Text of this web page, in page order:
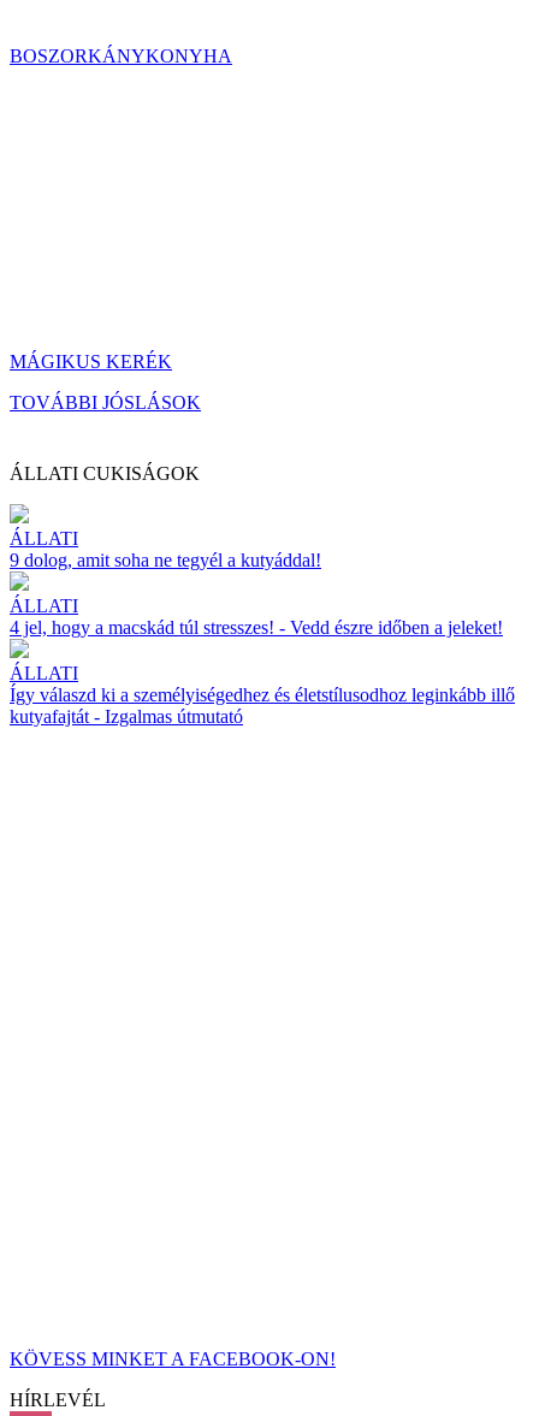
BOSZORKÁNYKONYHA
MÁGIKUS KERÉK
TOVÁBBI JÓSLÁSOK
ÁLLATI CUKISÁGOK
ÁLLATI
9 dolog, amit soha ne tegyél a kutyáddal!
ÁLLATI
4 jel, hogy a macskád túl stresszes! - Vedd észre időben a jeleket!
ÁLLATI
Így válaszd ki a személyiségedhez és életstílusodhoz leginkább illő
kutyafajtát - Izgalmas útmutató
KÖVESS MINKET A FACEBOOK-ON!
HÍRLEVÉL